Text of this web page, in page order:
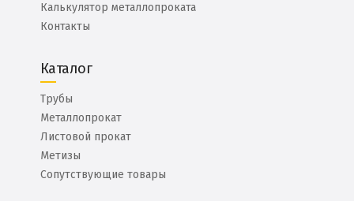
Калькулятор металлопроката
Контакты
Каталог
Трубы
Металлопрокат
Листовой прокат
Метизы
Сопутствующие товары